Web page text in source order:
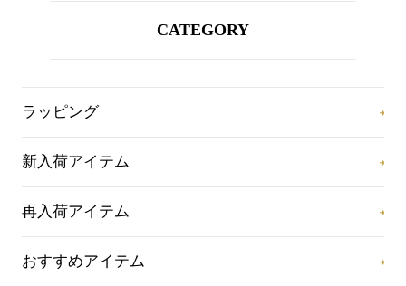
CATEGORY
ラッピング
新入荷アイテム
再入荷アイテム
おすすめアイテム